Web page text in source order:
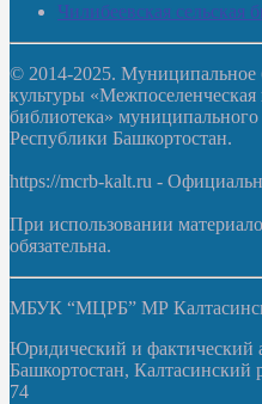
Чилибеевская
© 2014-2025. Муниципальное
культуры «Межпоселенческая
библиотека»
Республики Башкортостан.
https://mcrb-kalt.ru -
При использовании
обязательна.
МБУК “МЦРБ” МР
Юридический и фактический
Башкортостан,
74